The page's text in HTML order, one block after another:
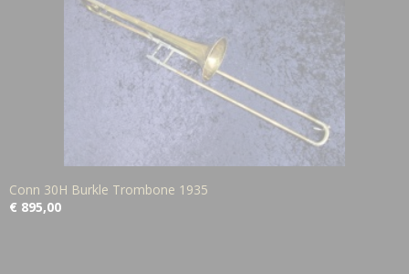
Conn 30H Burkle Trombone 1935
€ 895,00